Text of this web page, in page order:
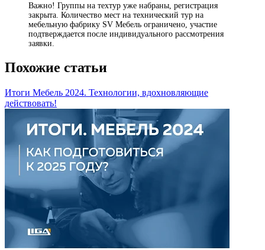
Важно! Группы на техтур уже набраны, регистрация
закрыта. Количество мест на технический тур на
мебельную фабрику SV Мебель ограничено, участие
подтверждается после индивидуального рассмотрения
заявки.
Похожие статьи
Итоги Мебель 2024. Технологии, вдохновляющие
действовать!